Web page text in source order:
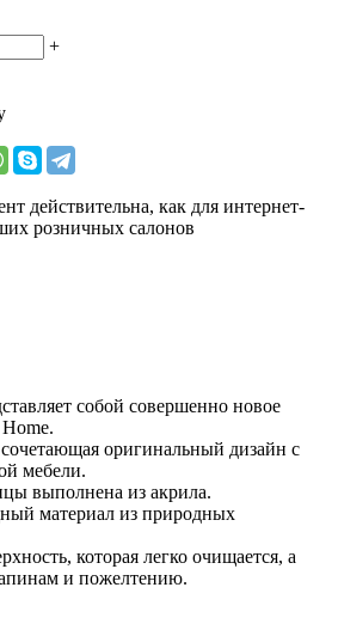
+
действительна, как для интернет-
розничных салонов
собой совершенно новое
оригинальный дизайн с
мебели.
выполнена из акрила.
материал из природных
которая легко очищается, а
и пожелтению.